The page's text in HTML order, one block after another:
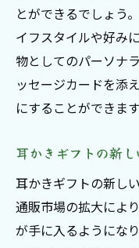
オリジナ
驚き
耳か
オリ
耳か
オリ
心に残る
耳か
とができるでしょう
イフスタイルや好み
物としてのパーソナ
ッセージカードを添
にすることができます
耳かきギフトの新
耳かきギフトの新し
通販市場の拡大によ
が手に入るようにな